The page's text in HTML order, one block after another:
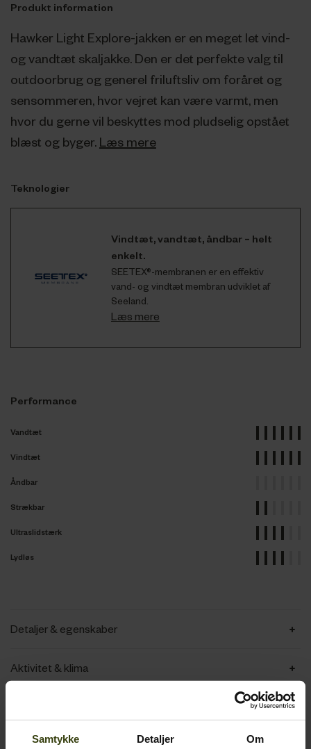
Samtykke Detaljer Om
Produkt information
Hawker Light Explore-jakken er en meget let vind-
og vandtæt skaljakke. Den er det perfekte valg til
outdoorbrug og generel friluftsliv om foråret og
sensommeren, hvor vejret kan være varmt, men
hvor du gerne vil beskyttes mod pludselig opstået
blæst og byger. Læs mere
Teknologier
Vindtæt, vandtæt, åndbar – helt
enkelt.
SEETEX®-membranen er en effektiv
vand- og vindtæt membran udviklet af
Seeland.
Læs mere
Performance
Vandtæt
Vindtæt
Åndbar
Strækbar
Ultraslidstærk
Lydløs
Detaljer & egenskaber
Aktivitet & klima